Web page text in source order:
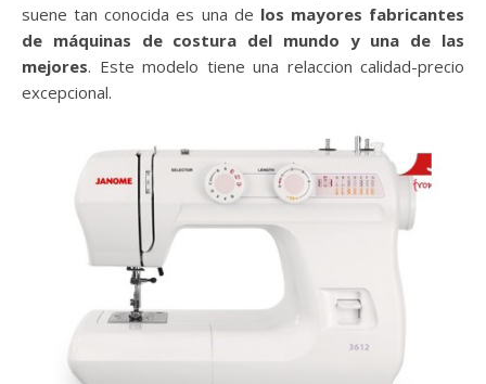
suene tan conocida es una de los mayores fabricantes
de máquinas de costura del mundo y una de las
mejores. Este modelo tiene una relaccion calidad-precio
excepcional.